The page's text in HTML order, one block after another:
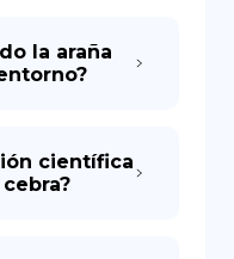
la araña
científica